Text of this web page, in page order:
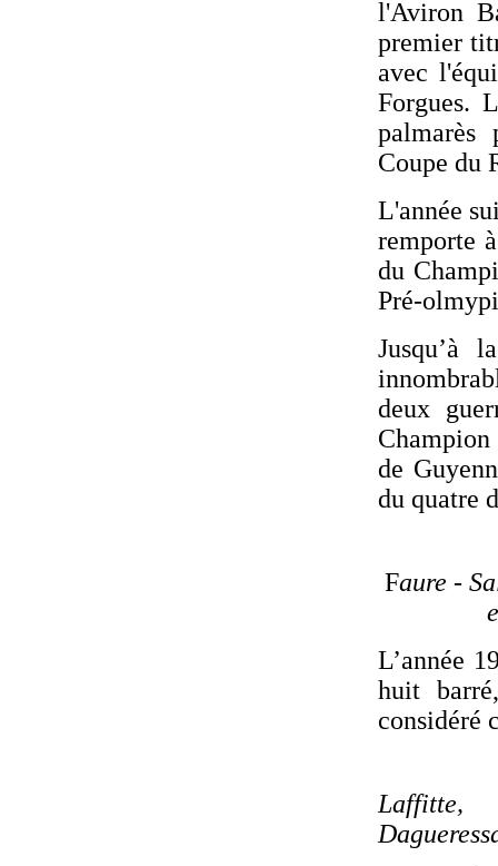
l'Aviron
premier
avec
Forgues.
palmarès
Coupe du
L'année
remporte
du
Pré-
Jusqu’à
deux
de
du quatre
Faure -
L’année
huit
considéré
Laffitte,